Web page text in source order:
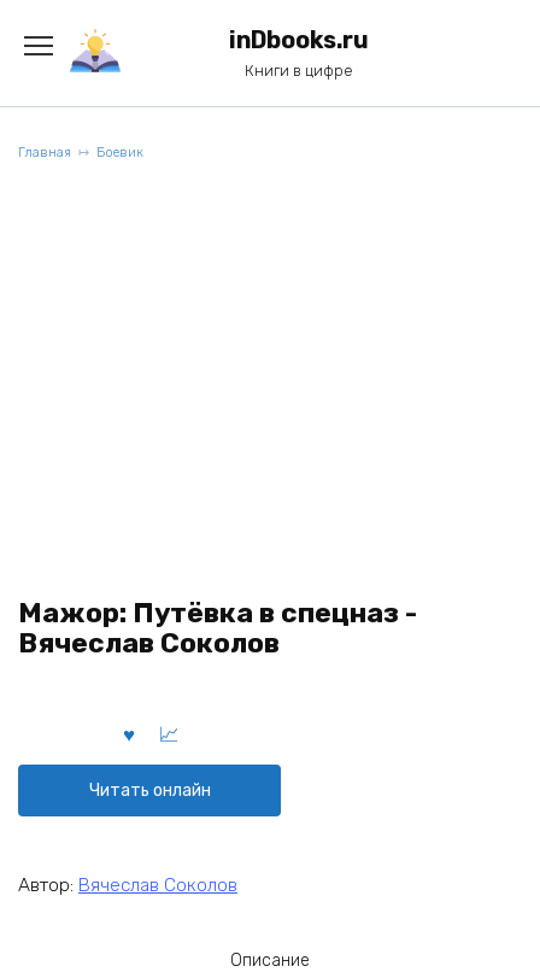
содержанию
inDbooks.ru
Книги в цифре
Главная Боевик
Мажор: Путёвка в спецназ -
Вячеслав Соколов
Читать онлайн
Автор: Вячеслав Соколов
Описание